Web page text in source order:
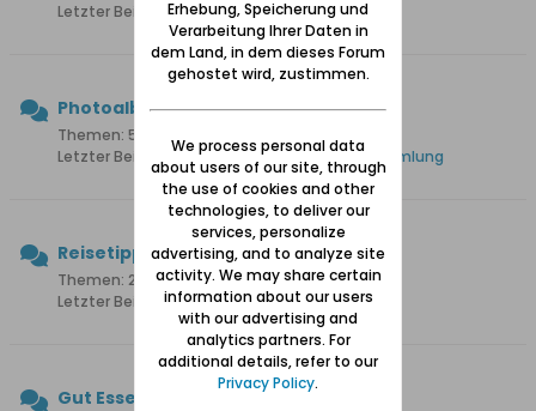
Letzter Beitrag:Schönwarling Kriese
Photoalben
Themen: 53 Beiträge: 988
Letzter Beitrag:
Danzig: Fotos aus meiner Sammlung
Reisetipps/-berichte
Themen: 293 Beiträge: 2.425
Letzter Beitrag:Besuch Danziger Staatsarchiv
Gut Essen
Erhebung, Speicherung und
Verarbeitung Ihrer Daten in
dem Land, in dem dieses Forum
gehostet wird, zustimmen.
We process personal data
about users of our site, through
the use of cookies and other
technologies, to deliver our
services, personalize
advertising, and to analyze site
activity. We may share certain
information about our users
with our advertising and
analytics partners. For
additional details, refer to our
Privacy Policy.